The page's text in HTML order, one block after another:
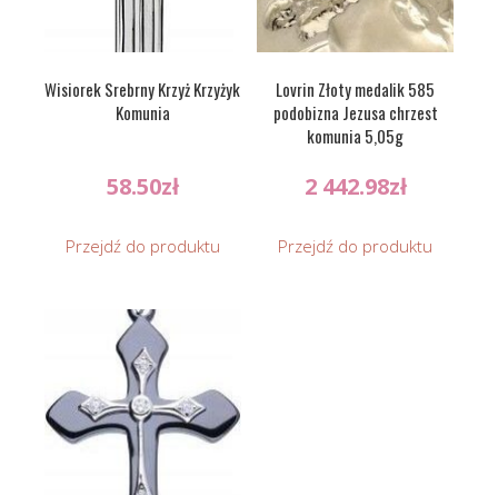
Wisiorek Srebrny Krzyż Krzyżyk
Komunia
58.50zł
Przejdź do produktu
Lovrin Złoty medalik 585
podobizna Jezusa chrzest
komunia 5,05g
2 442.98zł
Przejdź do produktu